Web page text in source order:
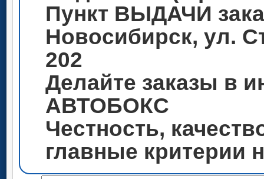
Пункт ВЫДАЧИ
Новосибирск, ул.
202
Делайте заказы в
АВТОБОКС
Честность,
главные критерии